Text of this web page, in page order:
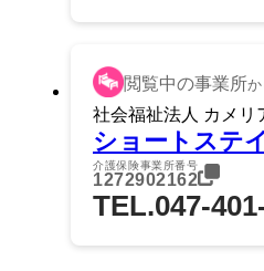
閲覧中の事業所か
社会福祉法人 カメリ
ショートステ
介護保険事業所番号
1272902162
TEL.047-